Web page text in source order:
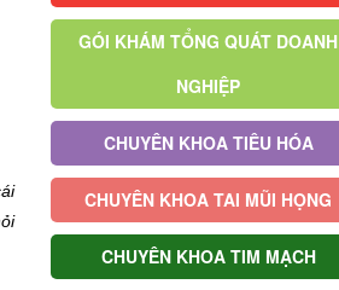
GÓI KHÁM TỔNG QUÁT DOANH
NGHIỆP
CHUYÊN KHOA TIÊU HÓA
CHUYÊN KHOA TAI MŨI HỌNG
CHUYÊN KHOA TIM MẠCH